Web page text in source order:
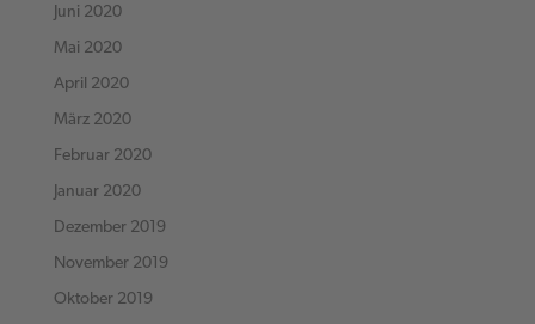
Juni 2020
Mai 2020
April 2020
März 2020
Februar 2020
Januar 2020
Dezember 2019
November 2019
Oktober 2019